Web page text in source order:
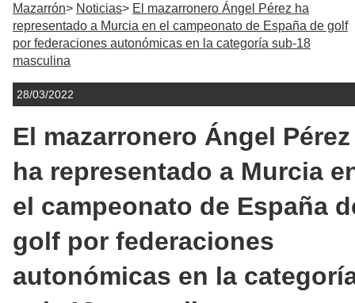
Mazarrón Noticias
El mazarronero Ángel Pérez ha
representado a Murcia en el campeonato de España de golf
por federaciones autonómicas en la categoría sub-18
masculina
28/03/2022
El mazarronero Ángel Pérez
ha representado a Murcia
el campeonato de España
golf por federaciones
autonómicas en la